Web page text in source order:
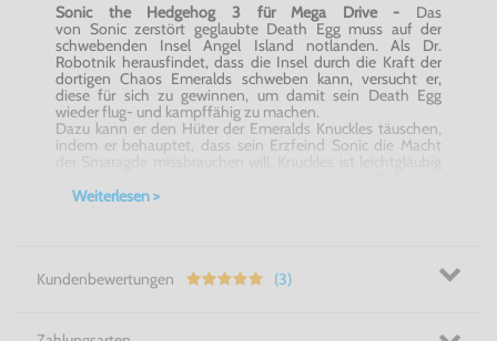
Sonicthe Hedgehog3 für Mega Drive - Das
von Soniczerstört geglaubte Death Egg muss auf der
schwebenden Insel Angel Island notlanden. Als Dr.
Robotnik herausfindet, dass die Insel durch die Kraft der
dortigen Chaos Emeralds schweben kann, versucht er,
diese für sich zu gewinnen, um damit sein Death Egg
wieder flug- und kampffähig zu machen.
Dazu kann er den Hüter der Emeralds Knuckles täuschen,
indem er behauptet, dass sein Erzfeind Sonicdie Macht
Weiterlesen >
Kundenbewertungen (3)